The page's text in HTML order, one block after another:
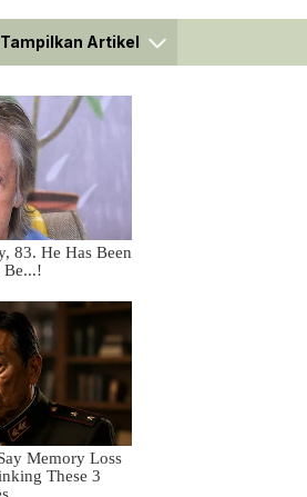
Tampilkan Artikel